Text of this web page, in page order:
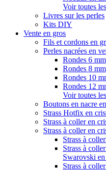
Voir toutes
Livres sur les perles
Kits DIY
Vente en gros
Fils et cordons en
Perles nacrées en
Rondes 6 mm
Rondes 8 mm
Rondes 10
Rondes 12
Voir toutes
Boutons en nacre
Strass Hotfix en
Strass à coller en
Strass à coller en
Strass à
Strass à
Swarovski
Strass à